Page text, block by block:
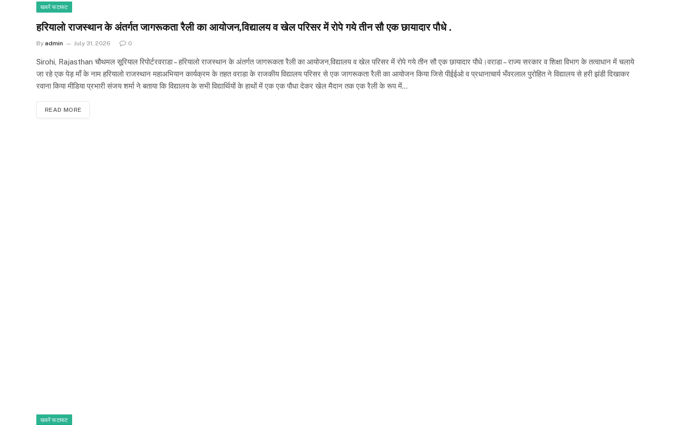
खबरें फटाफट
हरियालो राजस्थान के अंतर्गत जागरूकता रैली का आयोजन,विद्यालय व खेल परिसर में रोपे गये तीन सौ एक छायादार पौधे .
By admin July 31, 2026 0
Sirohi, Rajasthan चौथमल सूरियाल रिपोर्टरवराडा – हरियालो राजस्थान के अंतर्गत जागरूकता रैली का आयोजन,विद्यालय व खेल परिसर में रोपे गये तीन सौ एक छायादार पौधे।वराडा – राज्य सरकार व शिक्षा विभाग के तत्वाधान में चलाये
जा रहे एक पेड़ माँ के नाम हरियालो राजस्थान महाअभियान कार्यक्रम के तहत वराडा के राजकीय विद्यालय परिसर से एक जागरूकता रैली का आयोजन किया जिसे पीईईओ व प्रधानाचार्य भँवरलाल पुरोहित ने विद्यालय से हरी झंडी दिखाकर
रवाना किया मीडिया प्रभारी संजय शर्मा ने बताया कि विद्यालय के सभी विद्यार्थियों के हाथों में एक एक पौधा देकर खेल मैदान तक एक रैली के रूप में…
READ MORE
खबरें फटाफट